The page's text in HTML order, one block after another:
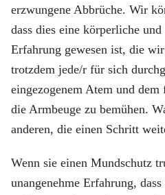
erzwungene Abbrüche. Wir
dass dies eine körperliche
Erfahrung gewesen ist, die
trotzdem jede/r für sich
eingezogenem Atem und
die Armbeuge zu bemühen.
anderen, die einen Schritt
Wenn sie einen Mundschutz
unangenehme Erfahrung,